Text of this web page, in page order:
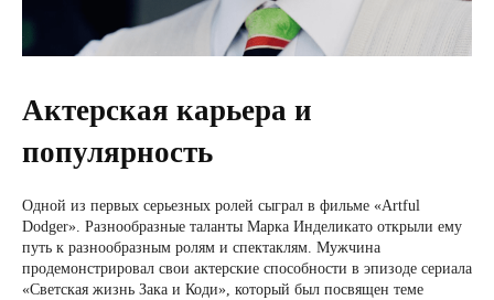
Актерская карьера и
популярность
Одной из первых серьезных ролей сыграл в фильме «Artful
Dodger». Разнообразные таланты Марка Инделикато открыли ему
путь к разнообразным ролям и спектаклям. Мужчина
продемонстрировал свои актерские способности в эпизоде сериала
«Светская жизнь Зака и Коди», который был посвящен теме